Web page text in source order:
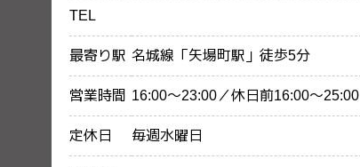
TEL
最寄り駅 名城線「矢場町駅」徒歩5分
営業時間 16:00〜23:00／休日前16:00〜25:00
定休日 毎週水曜日